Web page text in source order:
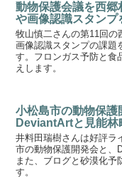
動物保護会議を西
や画像認識スタンプ
牧山慎二さんの第11回
画像認識スタンプの課題
す。フロンガス予防と食
えします。
小松島市の動物保
DeviantArtと見能林
井料田瑞樹さんは好評ラ
市の動物保護開発会と、
また、ブログと砂漠化予
す。